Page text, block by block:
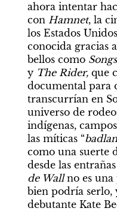
ahora intentar
con Hamnet, la
los Estados
conocida gracias
bellos como
y The Rider, que
documental para
transcurrían en
universo de
indígenas,
las míticas “
como una suerte
desde las
de Wall no es
bien podría serlo,
debutante Kate